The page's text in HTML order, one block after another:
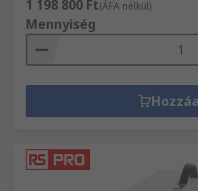
a terhelés növekszik
akkor fontos, ha a
1 198 800 Ft(ÁFA nélkül)
Mennyiség